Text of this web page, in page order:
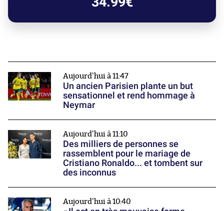
Aujourd'hui à 11:47
Un ancien Parisien plante un but
sensationnel et rend hommage à
Neymar
Aujourd'hui à 11:10
Des milliers de personnes se
rassemblent pour le mariage de
Cristiano Ronaldo... et tombent sur
des inconnus
Aujourd'hui à 10:40